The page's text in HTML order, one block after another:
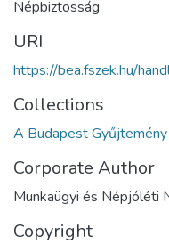
Népbiztosság
URI
https://bea.fszek.hu/
Collections
A Budapest
Corporate Author
Munkaügyi és Népjóléti
Copyright